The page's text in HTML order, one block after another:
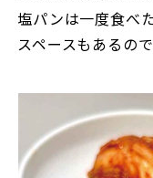
塩パンは一度食べ
スペースもあるの